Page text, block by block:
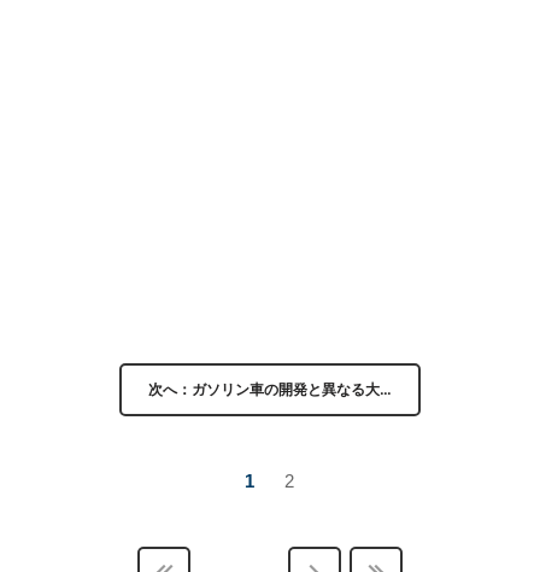
次へ：ガソリン車の開発と異なる大…
1 2